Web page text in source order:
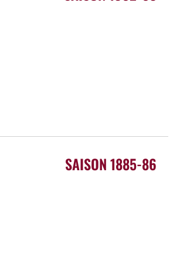
SAISON 1885-86